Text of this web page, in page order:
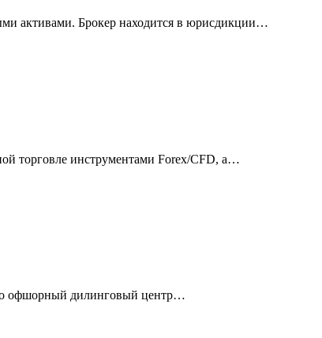
активами. Брокер находится в юрисдикции…
торговле инструментами Forex/CFD, а…
офшорный дилинговый центр…